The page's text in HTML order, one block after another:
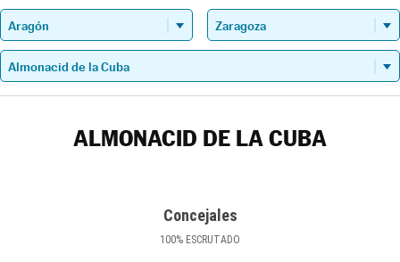
ALMONACID DE LA CUBA
Concejales
100% ESCRUTADO